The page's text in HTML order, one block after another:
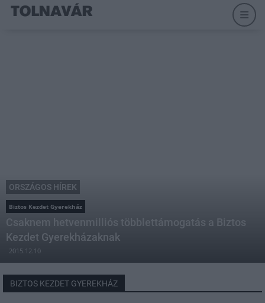
ORSZÁGOS HÍREK
Biztos Kezdet Gyerekház
Csaknem hetvenmilliós többlettámogatás a Biztos
Kezdet Gyerekházaknak
2015.12.10
BIZTOS KEZDET GYEREKHÁZ